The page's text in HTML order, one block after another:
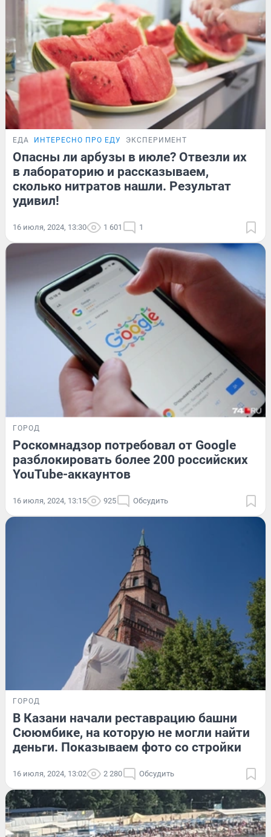
ЕДА ИНТЕРЕСНО ПРО ЕДУ ЭКСПЕРИМЕНТ
Опасны ли арбузы в июле? Отвезли их
в лабораторию и рассказываем,
сколько нитратов нашли. Результат
удивил!
16 июля, 2024, 13:30 1 601 1
ГОРОД
Роскомнадзор потребовал от Google
разблокировать более 200 российских
YouTube-аккаунтов
16 июля, 2024, 13:15 925 Обсудить
ГОРОД
В Казани начали реставрацию башни
Сююмбике, на которую не могли найти
деньги. Показываем фото со стройки
16 июля, 2024, 13:02 2 280 Обсудить